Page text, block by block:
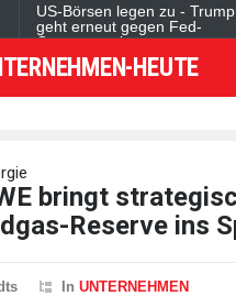
US-Börsen legen zu - Trump
geht erneut gegen Fed-
Gouverneurin vor
Drohnenkampagne
unzureichend vorbereitet
HEUTE
bringt
Reserve ins
In UNTERNEHMEN